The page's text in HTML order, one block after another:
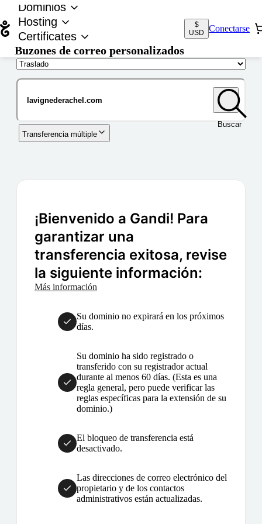
Dominios
Hosting
Certificates
Buzones de correo personalizados
$
USD
Conectarse
Buscar
Transferencia múltiple
¡Bienvenido a Gandi! Para
garantizar una
transferencia exitosa, revise
la siguiente información:
Más información
Su dominio no expirará en los próximos
días.
Su dominio ha sido registrado o
transferido con su registrador actual
durante al menos 60 días. (Esta es una
regla general, pero puede verificar las
reglas específicas para la extensión de su
dominio.)
El bloqueo de transferencia está
desactivado.
Las direcciones de correo electrónico del
propietario y de los contactos
administrativos están actualizadas.